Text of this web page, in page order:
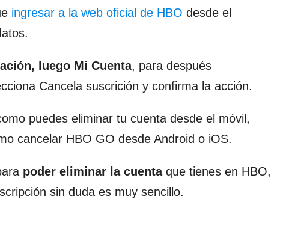
ingresar a la web oficial de HBO desde el
luego Mi Cuenta, para después
Cancela suscrición y confirma la acción.
puedes eliminar tu cuenta desde el móvil,
cancelar HBO GO desde Android o iOS.
poder eliminar la cuentaque tienes en HBO,
sin duda es muy sencillo.